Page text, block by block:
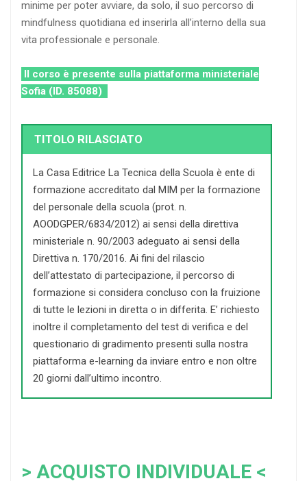
minime per poter avviare, da solo, il suo percorso di
mindfulness quotidiana ed inserirla all’interno della sua
vita professionale e personale.
Il corso è presente sulla piattaforma ministeriale
Sofia (ID. 85088)
TITOLO RILASCIATO
La Casa Editrice La Tecnica della Scuola è ente di
formazione accreditato dal MIM per la formazione
del personale della scuola (prot. n.
AOODGPER/6834/2012) ai sensi della direttiva
ministeriale n. 90/2003 adeguato ai sensi della
Direttiva n. 170/2016. Ai fini del rilascio
dell’attestato di partecipazione, il percorso di
formazione si considera concluso con la fruizione
di tutte le lezioni in diretta o in differita. E’ richiesto
inoltre il completamento del test di verifica e del
questionario di gradimento presenti sulla nostra
piattaforma e-learning da inviare entro e non oltre
20 giorni dall’ultimo incontro.
> ACQUISTO INDIVIDUALE <